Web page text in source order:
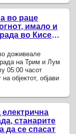
во раце
имало и
во Кисела
доживеале
на Трим и Лум
05:00 часот
објектот, објави
станарите
да се спасат